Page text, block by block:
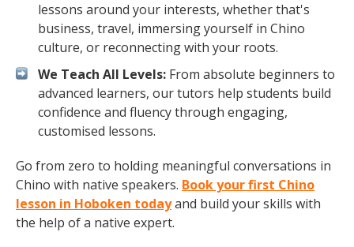
lessons around your interests, whether that's
business, travel, immersing yourself in Chino
culture, or reconnecting with your roots.
We Teach All Levels: From absolute beginners to
advanced learners, our tutors help students build
confidence and fluency through engaging,
customised lessons.
Go from zero to holding meaningful conversations in
Chino with native speakers. Book your first Chino
lesson in Hoboken todayand build your skills with
the help of a native expert.